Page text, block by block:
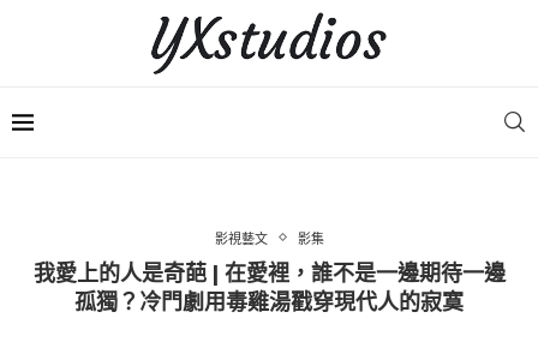
影視藝文 影集
我愛上的人是奇葩 | 在愛裡，誰不是一邊期待一邊
孤獨？冷門劇用毒雞湯戳穿現代人的寂寞